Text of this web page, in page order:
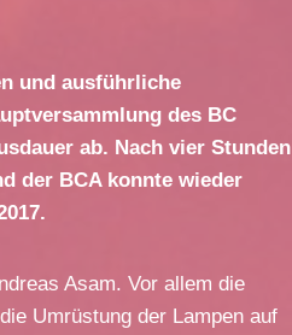
und ausführliche
des BC
ab. Nach vier Stunden
der BCA konnte wieder
Asam. Vor allem die
Umrüstung der Lampen auf